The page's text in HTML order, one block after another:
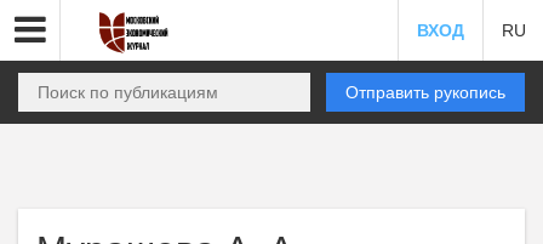
ВХОД RU
Отправить рукопись